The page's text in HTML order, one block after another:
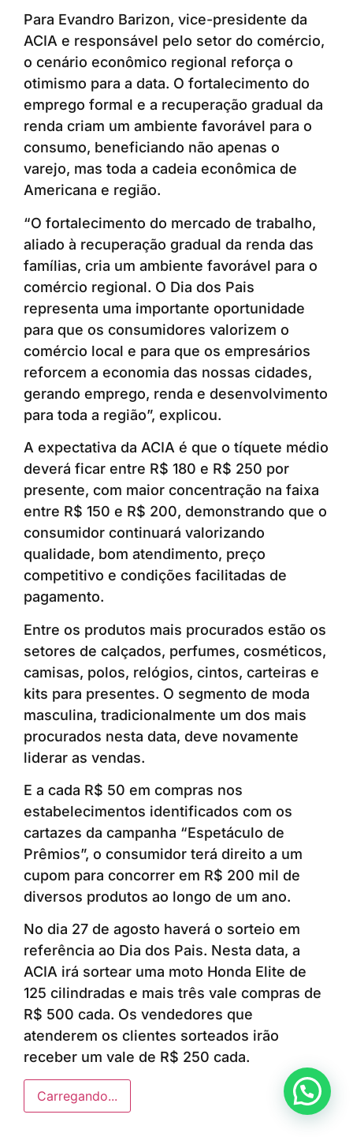
Para Evandro Barizon, vice-presidente da
ACIA e responsável pelo setor do comércio,
o cenário econômico regional reforça o
otimismo para a data. O fortalecimento do
emprego formal e a recuperação gradual da
renda criam um ambiente favorável para o
consumo, beneficiando não apenas o
varejo, mas toda a cadeia econômica de
Americana e região.
“O fortalecimento do mercado de trabalho,
aliado à recuperação gradual da renda das
famílias, cria um ambiente favorável para o
comércio regional. O Dia dos Pais
representa uma importante oportunidade
para que os consumidores valorizem o
comércio local e para que os empresários
reforcem a economia das nossas cidades,
gerando emprego, renda e desenvolvimento
para toda a região”, explicou.
A expectativa da ACIA é que o tíquete médio
deverá ficar entre R$ 180 e R$ 250 por
presente, com maior concentração na faixa
entre R$ 150 e R$ 200, demonstrando que o
consumidor continuará valorizando
qualidade, bom atendimento, preço
competitivo e condições facilitadas de
pagamento.
Entre os produtos mais procurados estão os
setores de calçados, perfumes, cosméticos,
camisas, polos, relógios, cintos, carteiras e
kits para presentes. O segmento de moda
masculina, tradicionalmente um dos mais
procurados nesta data, deve novamente
liderar as vendas.
E a cada R$ 50 em compras nos
estabelecimentos identificados com os
cartazes da campanha “Espetáculo de
Prêmios”, o consumidor terá direito a um
cupom para concorrer em R$ 200 mil de
diversos produtos ao longo de um ano.
No dia 27 de agosto haverá o sorteio em
referência ao Dia dos Pais. Nesta data, a
ACIA irá sortear uma moto Honda Elite de
125 cilindradas e mais três vale compras de
R$ 500 cada. Os vendedores que
atenderem os clientes sorteados irão
receber um vale de R$ 250 cada.
Carregando...
Anunciar ou recomendar matéria